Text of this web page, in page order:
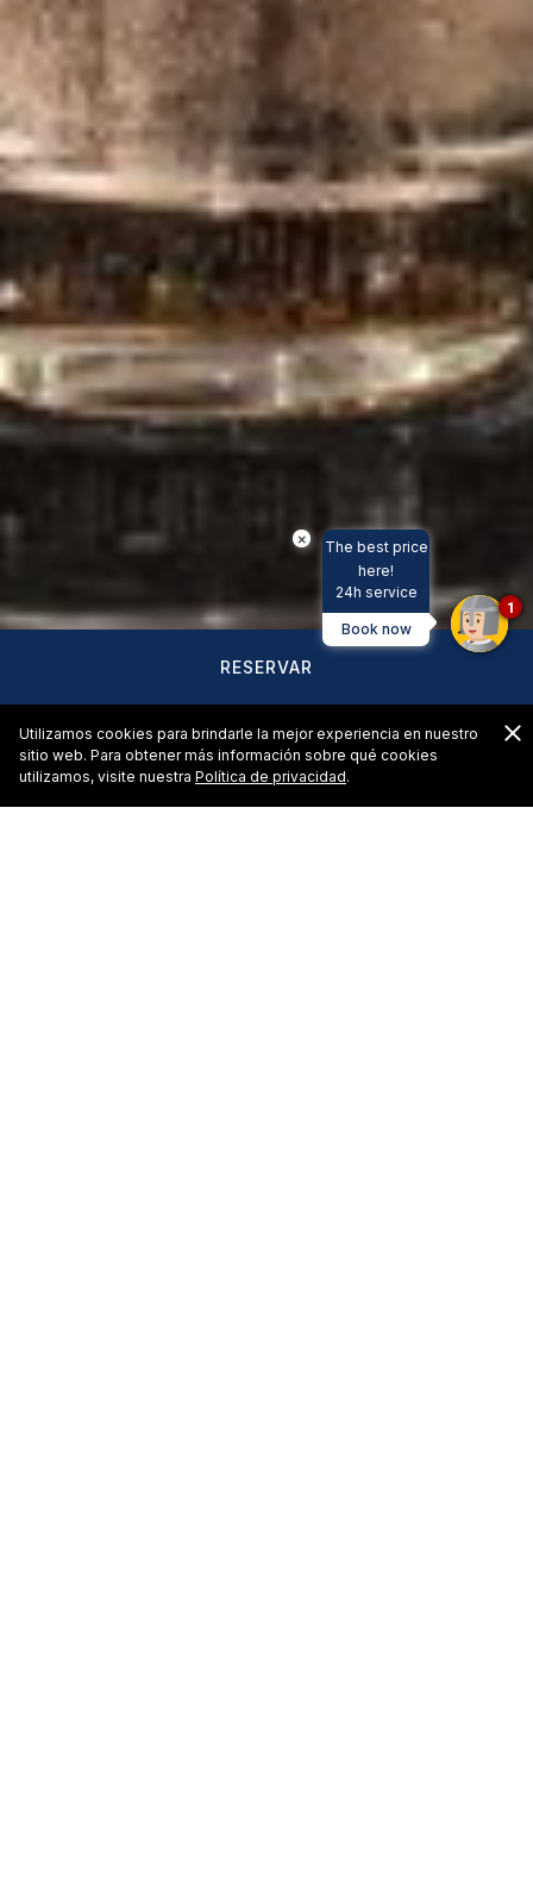
Utilizamos cookies para brindarle la mejor experiencia en nuestro
sitio web. Para obtener más información sobre qué cookies
utilizamos, visite nuestra Política de privacidad.
RESERVAR
×
The best price
here!
24h service
Book now
1